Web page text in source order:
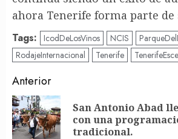
ahora Tenerife forma parte de
Tags: IcodDeLosVinos NCIS
RodajeInternacional
Tenerife
Post
navigation
Anterior
San Antonio Abad
con una
tradicional.